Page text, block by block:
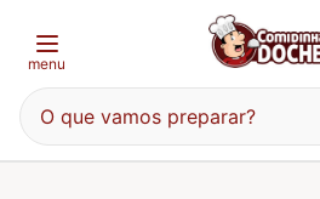
menu
O que vamos preparar?